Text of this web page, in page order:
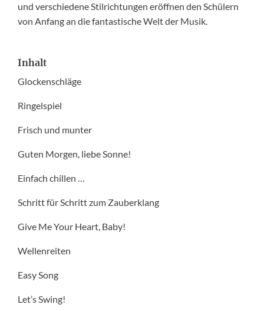
und verschiedene Stilrichtungen eröffnen den Schülern
von Anfang an die fantastische Welt der Musik.
Inhalt
Glockenschläge
Ringelspiel
Frisch und munter
Guten Morgen, liebe Sonne!
Einfach chillen …
Schritt für Schritt zum Zauberklang
Give Me Your Heart, Baby!
Wellenreiten
Easy Song
Let’s Swing!